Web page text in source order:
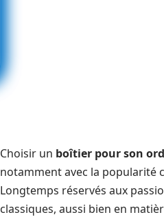
Choisir un boîtier pour son
notamment avec la popularité
Longtemps réservés aux
classiques, aussi bien en